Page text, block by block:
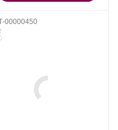
00000450